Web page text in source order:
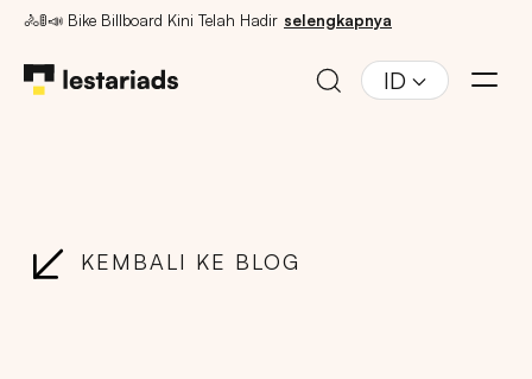
🚴🚦📣 Bike Billboard Kini Telah Hadir selengkapnya
ID
KEMBALI KE BLOG